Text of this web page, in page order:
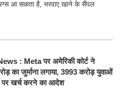
आ सकता है, भरवाए खाने के सैंपल
: Meta पर अमेरिकी कोर्ट ने
का जुर्माना लगाया, 3993 करोड़ युवाओं
खर्च करने का आदेश